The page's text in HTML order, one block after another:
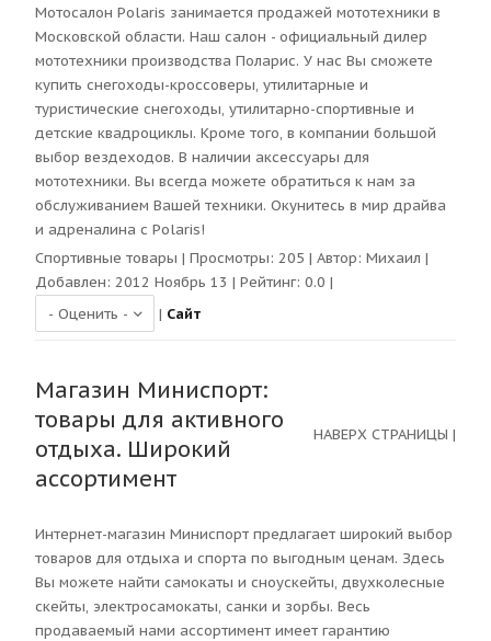
Мотосалон Polaris занимается продажей мототехники в
Московской области. Наш салон - официальный дилер
мототехники производства Поларис. У нас Вы сможете
купить снегоходы-кроссоверы, утилитарные и
туристические снегоходы, утилитарно-спортивные и
детские квадроциклы. Кроме того, в компании большой
выбор вездеходов. В наличии аксессуары для
мототехники. Вы всегда можете обратиться к нам за
обслуживанием Вашей техники. Окунитесь в мир драйва
и адреналина с Polaris!
Спортивные товары | Просмотры: 205 | Автор: Михаил |
Добавлен: 2012 Ноябрь 13 | Рейтинг: 0.0 |
| Сайт
Магазин Миниспорт:
товары для активного
отдыха. Широкий
ассортимент
НАВЕРХ СТРАНИЦЫ |
Интернет-магазин Миниспорт предлагает широкий выбор
товаров для отдыха и спорта по выгодным ценам. Здесь
Вы можете найти самокаты и сноускейты, двухколесные
скейты, электросамокаты, санки и зорбы. Весь
продаваемый нами ассортимент имеет гарантию